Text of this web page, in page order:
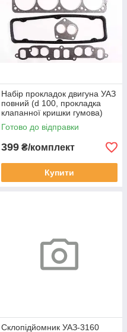
Набір прокладок двигуна УАЗ
повний (d 100, прокладка
клапанної кришки гумова)
Готово до відправки
399 ₴/комплект
Купити
Склопідйомник УАЗ-3160